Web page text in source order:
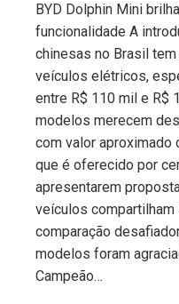
BYD Dolphin Mini
funcionalidade A
chinesas no Brasil
veículos elétricos,
entre R$ 110 mil e R$
modelos merecem
com valor aproximado
que é oferecido por
apresentarem
veículos compartilham
comparação
modelos foram
Campeão…